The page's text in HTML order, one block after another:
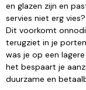
en glazen zijn en
servies niet erg
Dit voorkomt
terugziet in je
was je op een
het bespaart je
duurzame en